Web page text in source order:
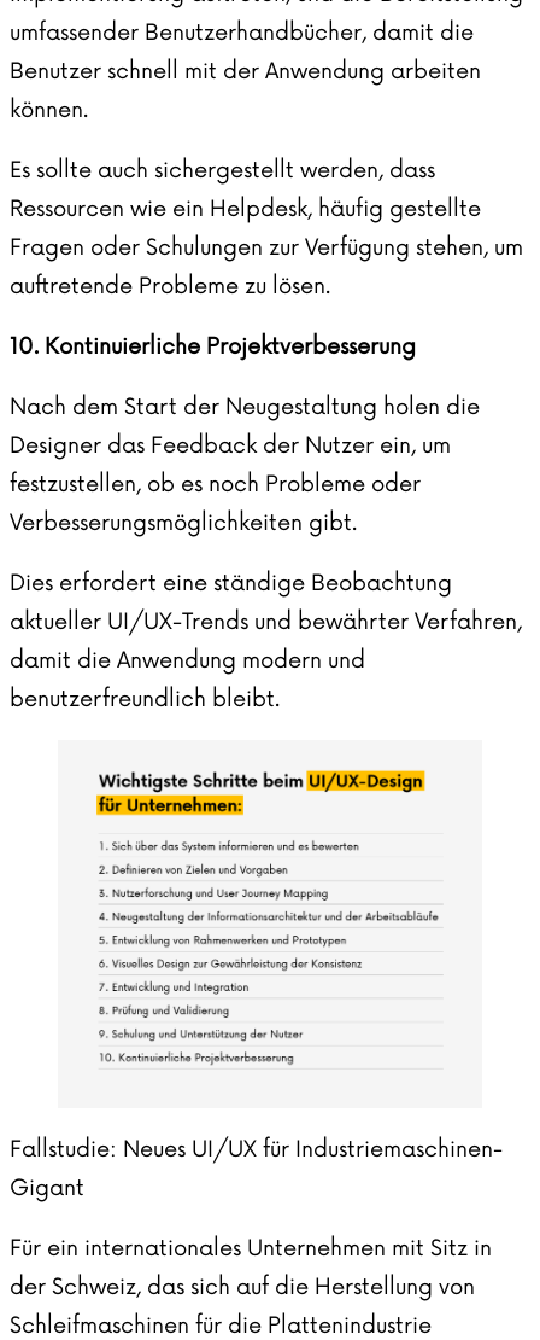
umfassender Benutzerhandbücher, damit die
Benutzer schnell mit der Anwendung arbeiten
können.
Es sollte auch sichergestellt werden, dass
Ressourcen wie ein Helpdesk, häufig gestellte
Fragen oder Schulungen zur Verfügung stehen, um
auftretende Probleme zu lösen.
10. Kontinuierliche Projektverbesserung
Nach dem Start der Neugestaltung holen die
Designer das Feedback der Nutzer ein, um
festzustellen, ob es noch Probleme oder
Verbesserungsmöglichkeiten gibt.
Dies erfordert eine ständige Beobachtung
aktueller UI/UX-Trends und bewährter Verfahren,
damit die Anwendung modern und
benutzerfreundlich bleibt.
Fallstudie: Neues UI/UX für Industriemaschinen-
Gigant
Für ein internationales Unternehmen mit Sitz in
der Schweiz, das sich auf die Herstellung von
Schleifmaschinen für die Plattenindustrie